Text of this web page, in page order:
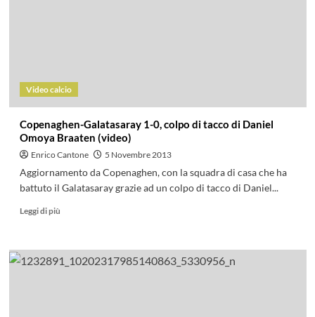
Video calcio
Copenaghen-Galatasaray 1-0, colpo di tacco di Daniel
Omoya Braaten (video)
Enrico Cantone 5 Novembre 2013
Aggiornamento da Copenaghen, con la squadra di casa che ha
battuto il Galatasaray grazie ad un colpo di tacco di Daniel...
Leggi di più